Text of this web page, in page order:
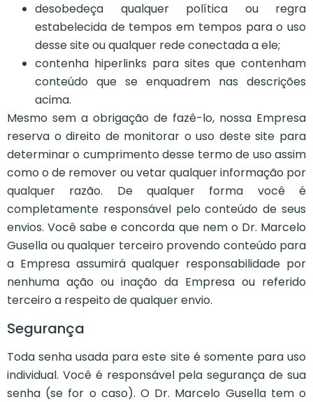
desobedeça qualquer política ou regra
estabelecida de tempos em tempos para o uso
desse site ou qualquer rede conectada a ele;
contenha hiperlinks para sites que contenham
conteúdo que se enquadrem nas descrições
acima.
Mesmo sem a obrigação de fazê-lo, nossa Empresa
reserva o direito de monitorar o uso deste site para
determinar o cumprimento desse termo de uso assim
como o de remover ou vetar qualquer informação por
qualquer razão. De qualquer forma você é
completamente responsável pelo conteúdo de seus
envios. Você sabe e concorda que nem o Dr. Marcelo
Gusella ou qualquer terceiro provendo conteúdo para
a Empresa assumirá qualquer responsabilidade por
nenhuma ação ou inação da Empresa ou referido
terceiro a respeito de qualquer envio.
Segurança
Toda senha usada para este site é somente para uso
individual. Você é responsável pela segurança de sua
senha (se for o caso). O Dr. Marcelo Gusella tem o